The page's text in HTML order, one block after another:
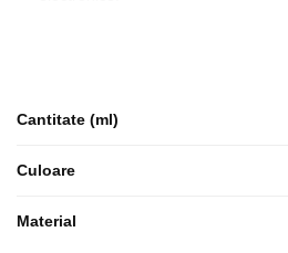
Cantitate (ml)
Culoare
Material